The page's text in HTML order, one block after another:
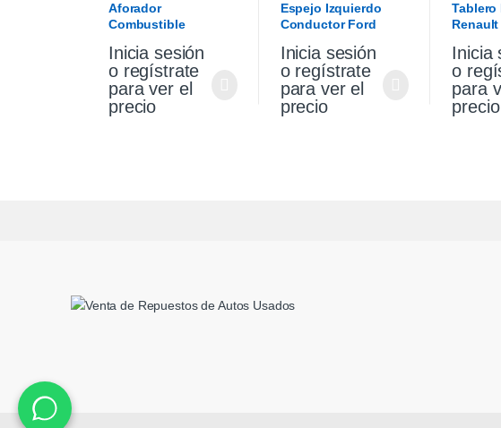
Aforador
Combustible
2021
Inicia sesión
o regístrate
para ver el
precio
Espejo Izquierdo
Conductor Ford
Electrico
Inicia sesión
o regístrate
para ver el
precio
Tablero
Inicia
o
para
precio